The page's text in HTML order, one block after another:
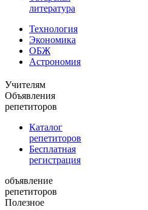
литература
Технология
Экономика
ОБЖ
Астрономия
Учителям
Объявления
репетиторов
Каталог
репетиторов
Бесплатная
регистрация
объявление
репетиторов
Полезное